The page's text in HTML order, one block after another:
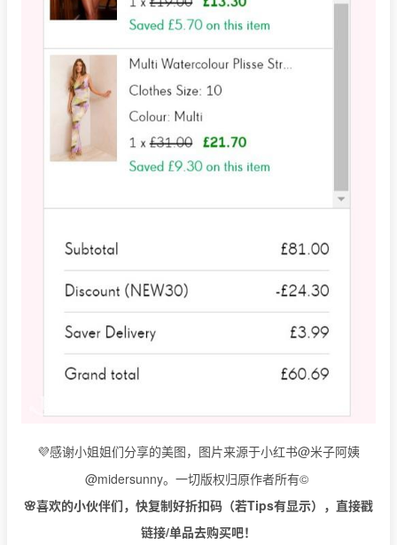
💜感谢小姐姐们分享的美图，图片来源于小红书@米子阿姨
@midersunny。一切版权归原作者所有©️
🌸喜欢的小伙伴们，快复制好折扣码（若Tips有显示），直接戳
链接/单品去购买吧！